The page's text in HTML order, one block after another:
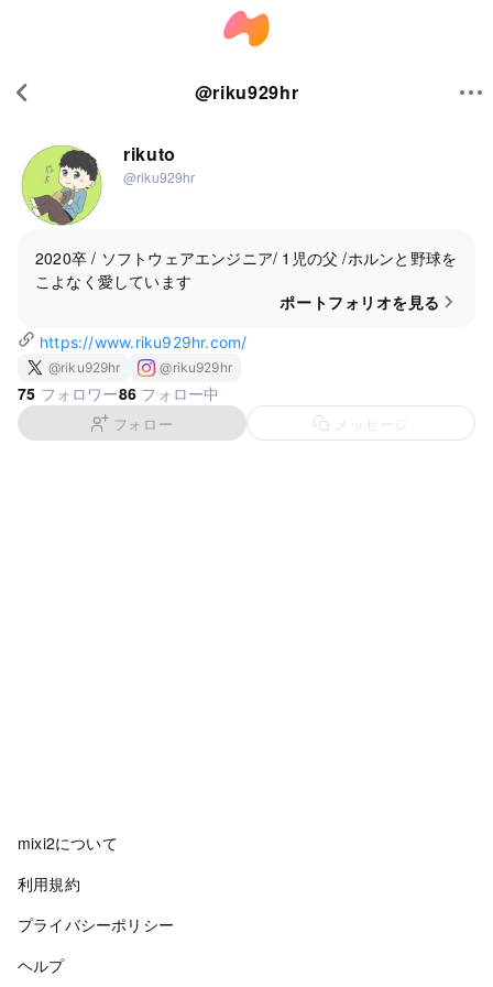
@riku929hr
rikuto
@riku929hr
2020卒 / ソフトウェアエンジニア/ 1児の父 /ホルンと野球を
こよなく愛しています
ポートフォリオを見る
https://www.riku929hr.com/
@riku929hr @riku929hr
75 フォロワー86 フォロー中
フォロー メッセージ
mixi2について
利用規約
プライバシーポリシー
ヘルプ